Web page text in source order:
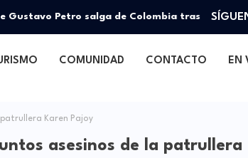
Espriella genera tensión dentro de la
COMUNIDAD CONTACTO EN
Karen Pajoy
asesinos de la patrullera